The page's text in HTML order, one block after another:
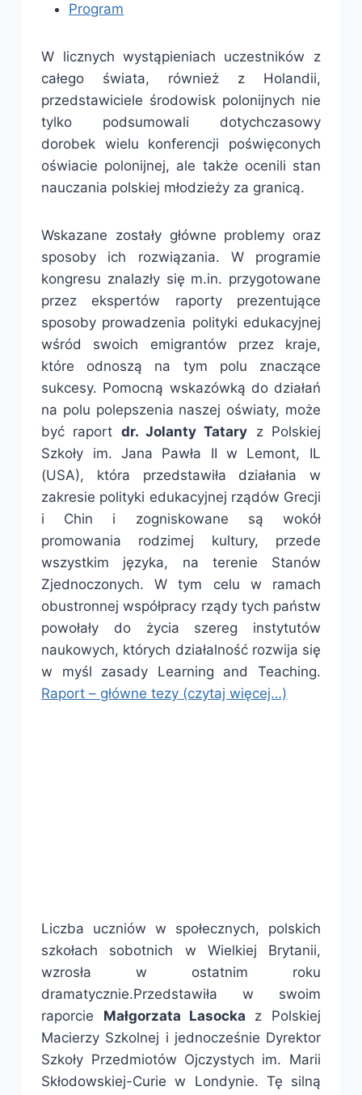
Program
W licznych wystąpieniach uczestników z
całego świata, również z Holandii,
przedstawiciele środowisk polonijnych nie
tylko podsumowali dotychczasowy
dorobek wielu konferencji poświęconych
oświacie polonijnej, ale także ocenili stan
nauczania polskiej młodzieży za granicą.
Wskazane zostały główne problemy oraz
sposoby ich rozwiązania. W programie
kongresu znalazły się m.in. przygotowane
przez ekspertów raporty prezentujące
sposoby prowadzenia polityki edukacyjnej
wśród swoich emigrantów przez kraje,
które odnoszą na tym polu znaczące
sukcesy. Pomocną wskazówką do działań
na polu polepszenia naszej oświaty, może
być raport dr. Jolanty Tatary z Polskiej
Szkoły im. Jana Pawła II w Lemont, IL
(USA), która przedstawiła działania w
zakresie polityki edukacyjnej rządów Grecji
i Chin i zogniskowane są wokół
promowania rodzimej kultury, przede
wszystkim języka, na terenie Stanów
Zjednoczonych. W tym celu w ramach
obustronnej współpracy rządy tych państw
powołały do życia szereg instytutów
naukowych, których działalność rozwija się
w myśl zasady Learning and Teaching.
Raport – główne tezy (czytaj więcej…)
Liczba uczniów w społecznych, polskich
szkołach sobotnich w Wielkiej Brytanii,
wzrosła w ostatnim roku
dramatycznie.Przedstawiła w swoim
raporcie Małgorzata Lasocka z Polskiej
Macierzy Szkolnej i jednocześnie Dyrektor
Szkoły Przedmiotów Ojczystych im. Marii
Skłodowskiej-Curie w Londynie. Tę silną